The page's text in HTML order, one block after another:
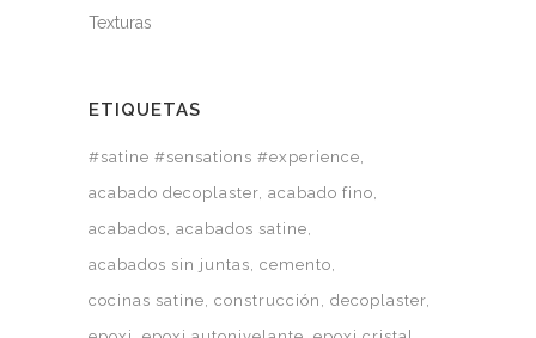
Texturas
ETIQUETAS
#satine #sensations #experience
acabado decoplaster acabado fino
acabados acabados satine
acabados sin juntas cemento
cocinas satine construcción
decoplaster